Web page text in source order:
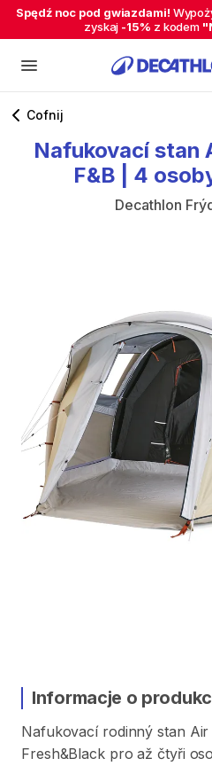
Spędź noc pod gwiazdami!
zyskaj -15% z kodem
Cofnij
Nafukovací stan
F&B
4
Decathlon
Informacje o
Nafukovací rodinný stan Air
Fresh&Black pro až čtyři